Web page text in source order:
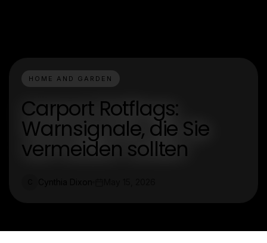
HOME AND GARDEN
Carport Rotflags:
Warnsignale, die Sie
vermeiden sollten